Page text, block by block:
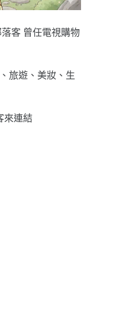
客 曾任電視購物
旅遊、美妝、生
來連結